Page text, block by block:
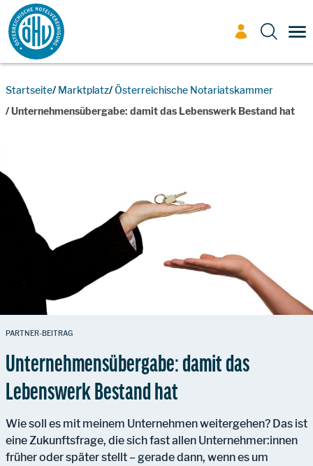
Zum Inhalt
Startseite Marktplatz Österreichische Notariatskammer
Unternehmensübergabe: damit das Lebenswerk Bestand hat
PARTNER-BEITRAG
Unternehmensübergabe: damit das
Lebenswerk Bestand hat
Wie soll es mit meinem Unternehmen weitergehen? Das ist
eine Zukunftsfrage, die sich fast allen Unternehmer:innen
früher oder später stellt – gerade dann, wenn es um